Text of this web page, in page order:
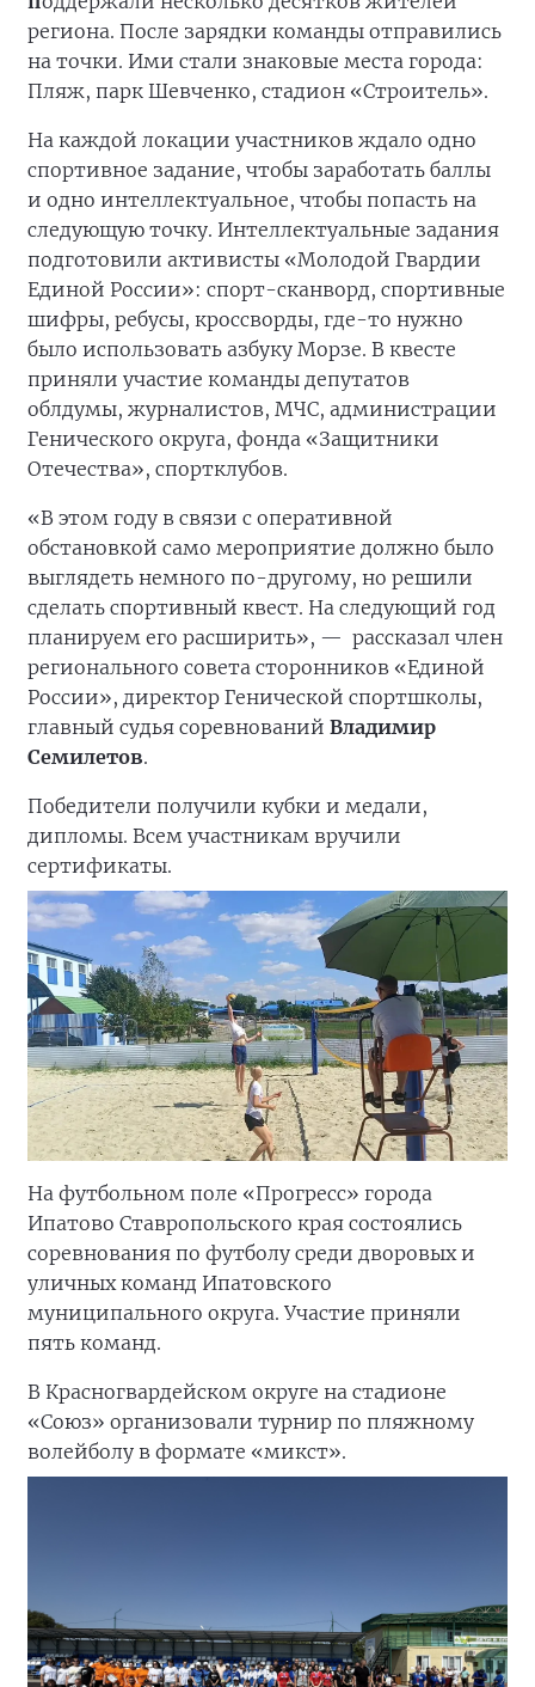
региона. После зарядки команды отправились
на точки. Ими стали знаковые места города:
Пляж, парк Шевченко, стадион «Строитель».
На каждой локации участников ждало одно
спортивное задание, чтобы заработать баллы
и одно интеллектуальное, чтобы попасть на
следующую точку. Интеллектуальные задания
подготовили активисты «Молодой Гвардии
Единой России»: спорт-сканворд, спортивные
шифры, ребусы, кроссворды, где-то нужно
было использовать азбуку Морзе. В квесте
приняли участие команды депутатов
облдумы, журналистов, МЧС, администрации
Генического округа, фонда «Защитники
Отечества», спортклубов.
«В этом году в связи с оперативной
обстановкой само мероприятие должно было
выглядеть немного по-другому, но решили
сделать спортивный квест. На следующий год
планируем его расширить», — рассказал член
регионального совета сторонников «Единой
России», директор Генической спортшколы,
главный судья соревнований Владимир
Семилетов.
Победители получили кубки и медали,
дипломы. Всем участникам вручили
сертификаты.
На футбольном поле «Прогресс» города
Ипатово Ставропольского края состоялись
соревнования по футболу среди дворовых и
уличных команд Ипатовского
муниципального округа. Участие приняли
пять команд.
В Красногвардейском округе на стадионе
«Союз» организовали турнир по пляжному
волейболу в формате «микст».